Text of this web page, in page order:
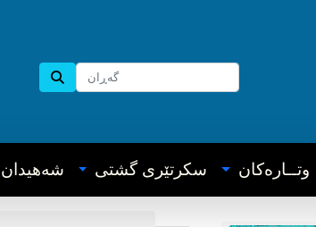
وتــاره‌کان سکرتێری گشتی شه‌هیدان